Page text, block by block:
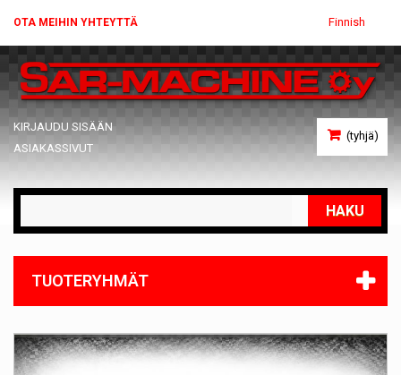
Finnish
OTA MEIHIN YHTEYTTÄ
(tyhjä)
KIRJAUDU SISÄÄN
ASIAKASSIVUT
HAKU
TUOTERYHMÄT